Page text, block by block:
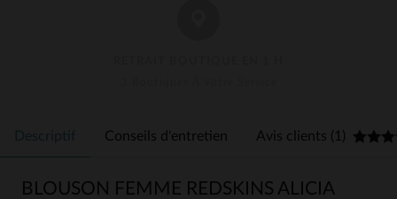
Descriptif Conseils d'entretien Avis clients (1)
BLOUSON FEMME REDSKINS ALICIA